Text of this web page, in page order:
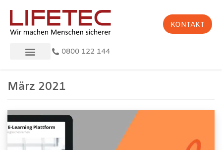
KONTAKT
0800 122 144
März 2021